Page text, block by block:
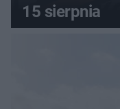
15 sierpnia